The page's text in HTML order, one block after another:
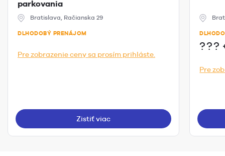
parkovania
Bratislava, Račianska 29
DLHODOBÝ PRENÁJOM
Pre zobrazenie ceny sa prosím prihláste.
Zistiť viac
???
Pre